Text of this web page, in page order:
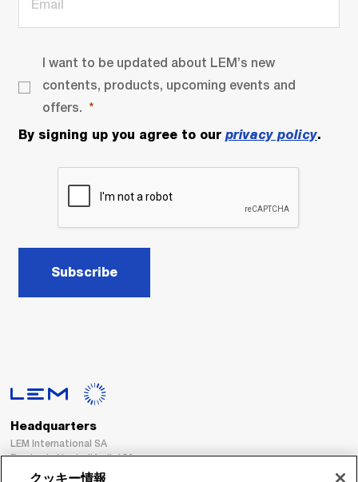
I want to be updated about LEM’s new
contents, products, upcoming events and
offers.
By signing up you agree to our privacy policy.
Subscribe
Headquarters
LEM International SA
Route du Nant-d’Avril, 152
1217 Meyrin
クッキー情報